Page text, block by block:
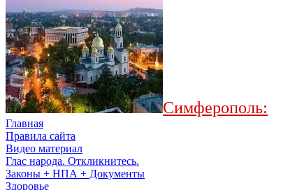
Симферополь:
Главная
Правила сайта
Видео материал
Глас народа. Откликнитесь.
Законы + НПА + Документы
Здоровье